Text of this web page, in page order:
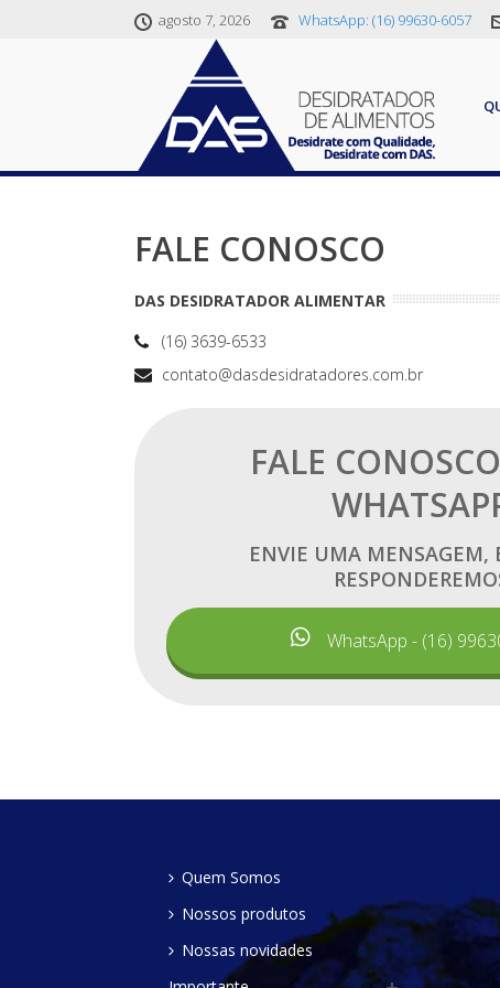
agosto 7, 2026 WhatsApp: (16) 99630-6057
FALE CONOSCO
DAS DESIDRATADOR ALIMENTAR
(16) 3639-6533
contato@dasdesidratadores.com.br
FALE
ENVIE UMA MENSAGEM,
WhatsApp - (16)
Quem Somos
Nossos produtos
Nossas novidades